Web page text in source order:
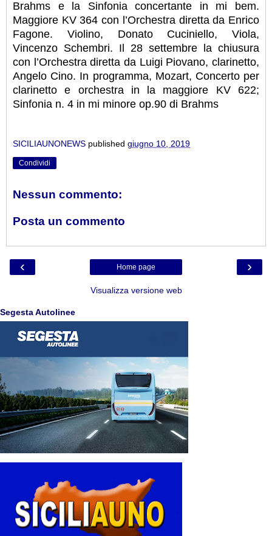
Brahms e la Sinfonia concertante in mi bem.
Maggiore KV 364 con l’Orchestra diretta da Enrico
Fagone. Violino, Donato Cuciniello, Viola,
Vincenzo Schembri. Il 28 settembre la chiusura
con l’Orchestra diretta da Luigi Piovano, clarinetto,
Angelo Cino. In programma, Mozart, Concerto per
clarinetto e orchestra in la maggiore KV 622;
Sinfonia n. 4 in mi minore op.90 di Brahms
SICILIAUNONEWS published giugno 10, 2019
Condividi
Nessun commento:
Posta un commento
‹ ›
Home page
Visualizza versione web
Segesta Autolinee